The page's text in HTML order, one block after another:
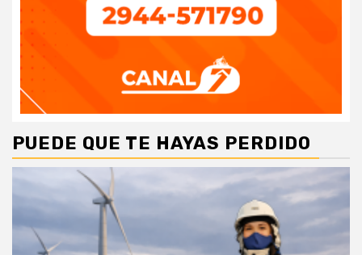
PUEDE QUE TE HAYAS PERDIDO